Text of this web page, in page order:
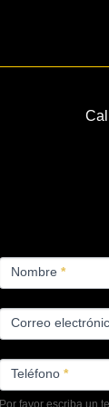
PRODUCTOS
Nombre *
Correo
Teléfono *
Por favor escriba un